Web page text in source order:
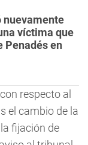
nuevamente
víctima que
Penadés en
respecto al
el cambio de la
fijación de